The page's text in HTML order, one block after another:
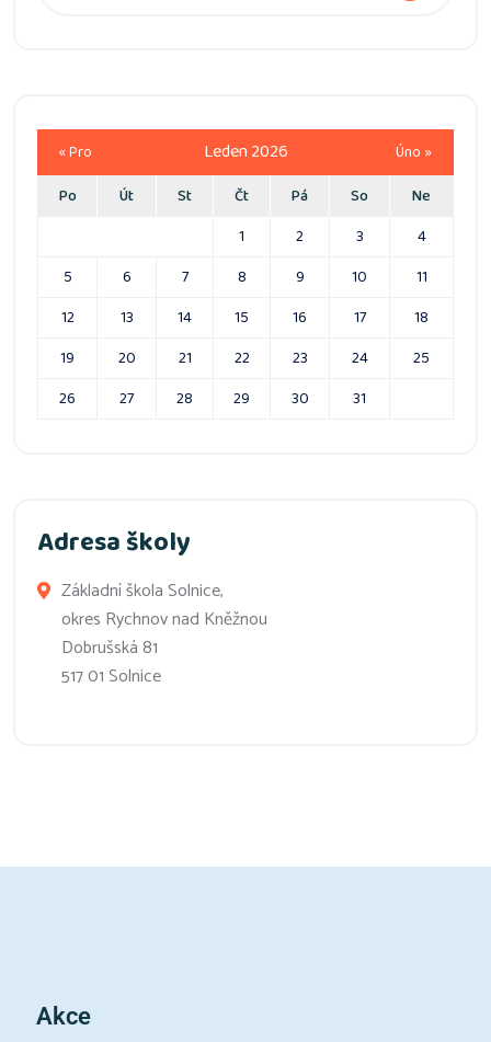
Leden 2026
Po Út St Čt Pá So
Ne
1
2 3
4
5
6 7 8 9 10
11
12
13 14 15 16 17
18
19
20 21 22 23 24
25
26
27 28 29 30 31
« Pro Úno »
Adresa školy
Základní škola Solnice,
okres Rychnov nad Kněžnou
Dobrušská 81
517 01 Solnice
Akce